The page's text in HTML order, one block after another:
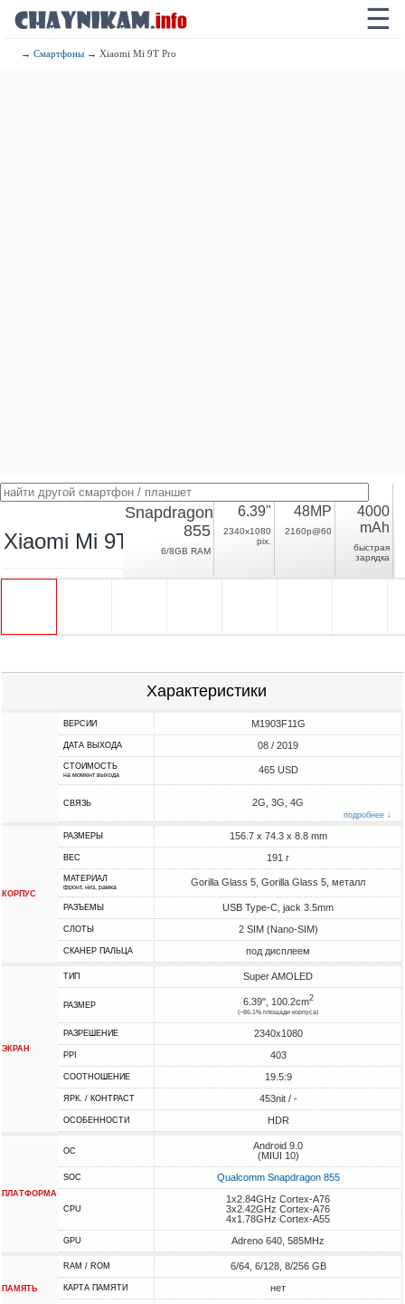
☰
→Смартфоны → Xiaomi Mi 9T Pro
Xiaomi Mi 9T Pro
Snapdragon
855
6/8GB RAM
6.39"
2340x1080
pix.
48MP
2160p@60
4000
mAh
быстрая
зарядка
Характеристики
ВЕРСИИ M1903F11G
ДАТА ВЫХОДА 08 / 2019
СТОИМОСТЬ
на момент выхода 465 USD
СВЯЗЬ 2G, 3G, 4G
подробнее ↓
КОРПУС
РАЗМЕРЫ 156.7 x 74.3 x 8.8 mm
ВЕС 191 г
МАТЕРИАЛ
фронт, низ, рамка Gorilla Glass 5, Gorilla Glass 5, металл
РАЗЪЕМЫ USB Type-C, jack 3.5mm
СЛОТЫ 2 SIM (Nano-SIM)
СКАНЕР ПАЛЬЦА под дисплеем
ЭКРАН
ТИП Super AMOLED
РАЗМЕР 6.39", 100.2cm2
(~86.1% площади корпуса)
РАЗРЕШЕНИЕ 2340x1080
PPI 403
СООТНОШЕНИЕ 19.5:9
ЯРК. / КОНТРАСТ 453nit / -
ОСОБЕННОСТИ HDR
ПЛАТФОРМА
ОС
Android 9.0
(MIUI 10)
SOC Qualcomm Snapdragon 855
CPU
1x2.84GHz Cortex-A76
3x2.42GHz Cortex-A76
4x1.78GHz Cortex-A55
GPU Adreno 640, 585MHz
ПАМЯТЬ
RAM / ROM 6/64, 6/128, 8/256 GB
КАРТА ПАМЯТИ нет